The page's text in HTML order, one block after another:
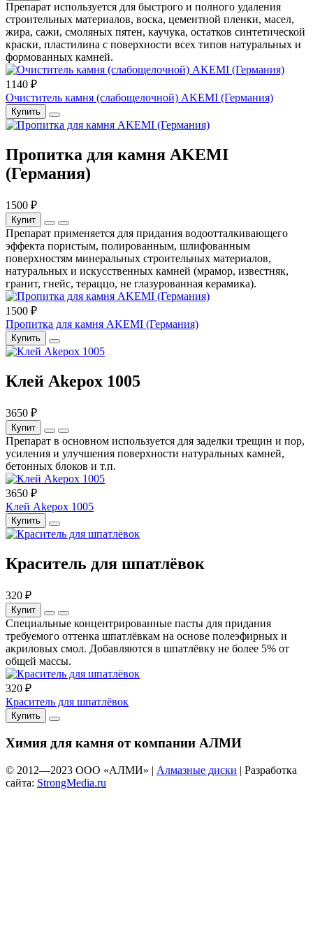
Препарат используется для быстрого и полного удаления
строительных материалов, воска, цементной пленки, масел,
жира, сажи, смоляных пятен, каучука, остатков синтетической
краски, пластилина с поверхности всех типов натуральных и
формованных камней.
1140 ₽
Очиститель камня (слабощелочной) AKEMI (Германия)
Купить
Пропитка для камня AKEMI
(Германия)
1500 ₽
Купит
Препарат применяется для придания водоотталкивающего
эффекта пористым, полированным, шлифованным
поверхностям минеральных строительных материалов,
натуральных и искусственных камней (мрамор, известняк,
гранит, гнейс, тераццо, не глазурованная керамика).
1500 ₽
Пропитка для камня AKEMI (Германия)
Купить
Клей Akepox 1005
3650 ₽
Купит
Препарат в основном используется для заделки трещин и пор,
усиления и улучшения поверхности натуральных камней,
бетонных блоков и т.п.
3650 ₽
Клей Akepox 1005
Купить
Краситель для шпатлёвок
320 ₽
Купит
Специальные концентрированные пасты для придания
требуемого оттенка шпатлёвкам на основе полеэфирных и
акриловых смол. Добавляются в шпатлёвку не более 5% от
общей массы.
320 ₽
Краситель для шпатлёвок
Купить
Химия для камня от компании АЛМИ
© 2012—2023 ООО «АЛМИ» | Алмазные диски | Разработка
сайта: StrongMedia.ru